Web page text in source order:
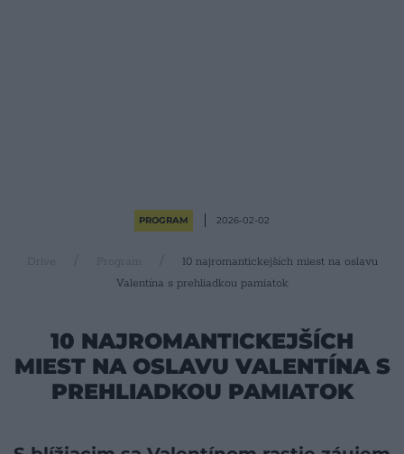
PROGRAM 2026-02-02
Drive
10 najromantickejších miest na oslavu
Valentína s prehliadkou pamiatok
10 NAJROMANTICKEJŠÍCH
MIEST NA OSLAVU VALENTÍNA S
PREHLIADKOU PAMIATOK